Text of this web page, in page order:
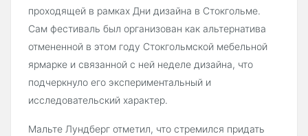
проходящей в рамках Дни дизайна в Стокгольме.
Сам фестиваль был организован как альтернатива
отмененной в этом году Стокгольмской мебельной
ярмарке и связанной с ней неделе дизайна, что
подчеркнуло его экспериментальный и
исследовательский характер.
Мальте Лундберг отметил, что стремился придать